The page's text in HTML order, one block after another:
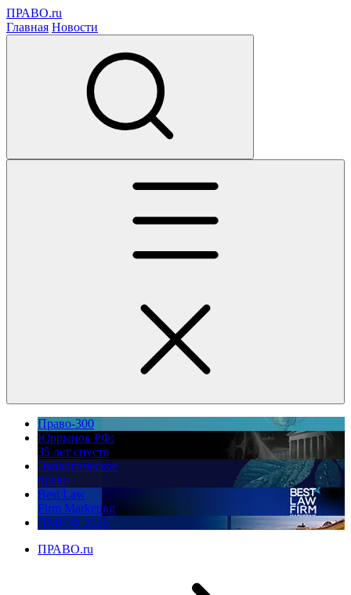
ПРАВО.ru
Главная Новости
Право-300
Юррынок РФ:
35 лет спустя
Экологическое
право
Best Law
Firm Marketing
ПМЮФ 2026
ПРАВО.ru